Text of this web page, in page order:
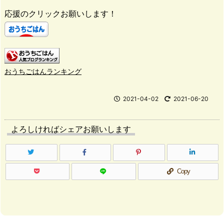
応援のクリックお願いします！
おうちごはんランキング
2021-04-02 2021-06-20
よろしければシェアお願いします
Copy